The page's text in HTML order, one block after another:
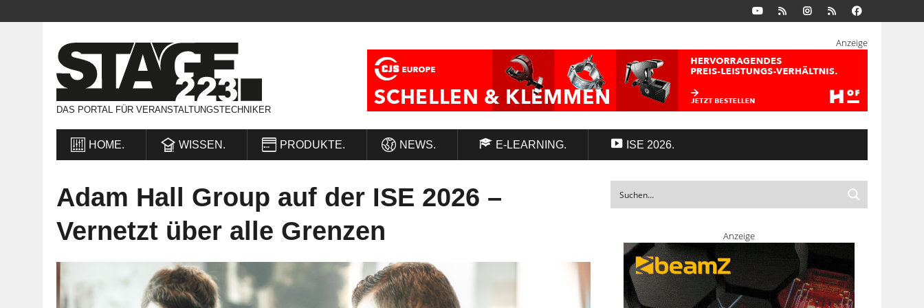
DAS PORTAL FÜR VERANSTALTUNGSTECHNIKER
Anzeige
HOME. WISSEN. PRODUKTE. NEWS. E-LEARNING. ISE 2026.
Adam Hall Group auf der ISE 2026 –
Vernetzt über alle Grenzen
Anzeige